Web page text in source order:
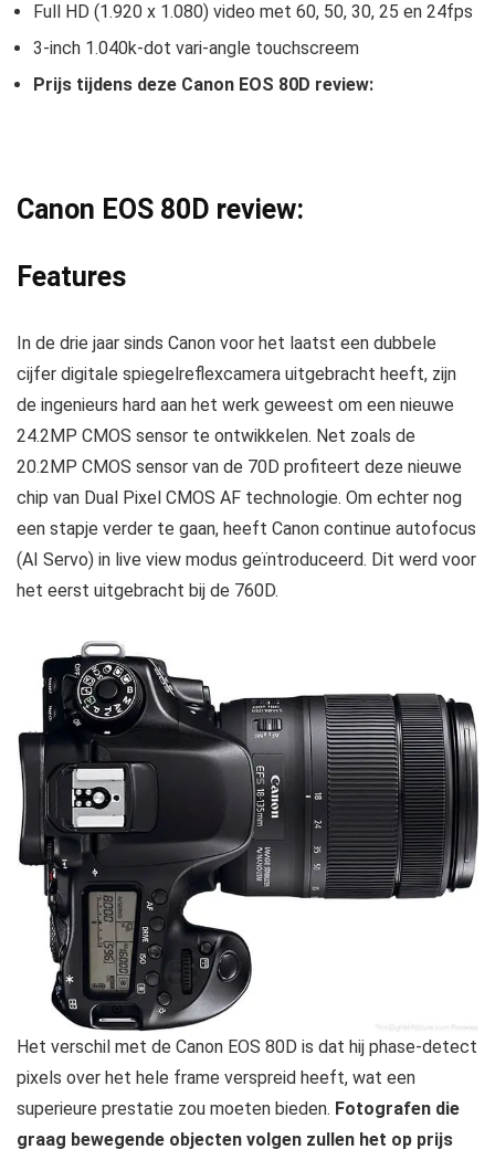
Full HD (1.920 x 1.080) video met 60, 50, 30, 25 en 24fps
3-inch 1.040k-dot vari-angle touchscreem
Prijs tijdens deze Canon EOS 80D review:
Canon EOS 80D review:
Features
In de drie jaar sinds Canon voor het laatst een dubbele
cijfer digitale spiegelreflexcamera uitgebracht heeft, zijn
de ingenieurs hard aan het werk geweest om een nieuwe
24.2MP CMOS sensor te ontwikkelen. Net zoals de
20.2MP CMOS sensor van de 70D profiteert deze nieuwe
chip van Dual Pixel CMOS AF technologie. Om echter nog
een stapje verder te gaan, heeft Canon continue autofocus
(AI Servo) in live view modus geïntroduceerd. Dit werd voor
het eerst uitgebracht bij de 760D.
Het verschil met de Canon EOS 80D is dat hij phase-detect
pixels over het hele frame verspreid heeft, wat een
superieure prestatie zou moeten bieden. Fotografen die
graag bewegende objecten volgen zullen het op prijs